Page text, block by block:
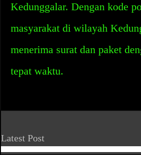
Kedunggalar. Dengan kode
masyarakat di wilayah
menerima surat dan paket
tepat waktu.
Latest Post